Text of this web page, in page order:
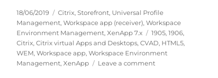
Posted
on
18/06/2019 Categories
Citrix,Storefront, Universal Profile
Management,Workspace app (receiver),Workspace
Environment Management,XenApp 7.x Tags
1905,1906,
Citrix,Citrix virtual Apps and Desktops,CVAD, HTML5,
WEM,Workspace app,Workspace Environment
Management,XenApp Leave a commenton